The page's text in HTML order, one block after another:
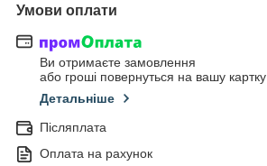
Умови оплати
Ви отримаєте замовлення
або гроші повернуться на вашу картку
Детальніше
Післяплата
Оплата на рахунок